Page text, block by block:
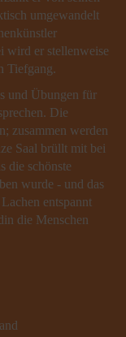
umgewandelt
wird er stellenweise
Tiefgang.
und Übungen für
Die
zusammen werden
Saal brüllt mit bei
die schönste
wurde - und das
entspannt
die Menschen